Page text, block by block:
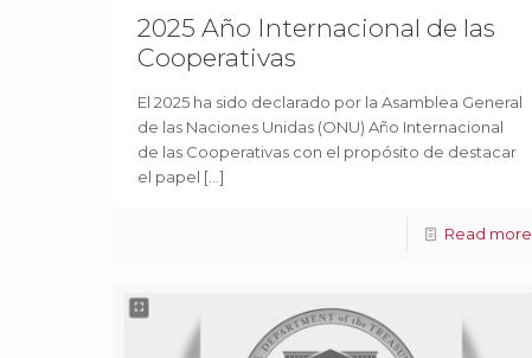
2025 Año Internacional de las
Cooperativas
El 2025 ha sido declarado por la Asamblea General
de las Naciones Unidas (ONU) Año Internacional
de las Cooperativas con el propósito de destacar
el papel […]
Read more